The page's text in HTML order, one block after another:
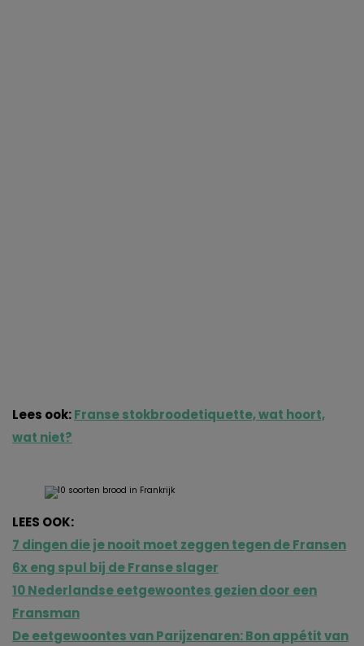
Lees ook:Franse stokbroodetiquette, wat hoort,
wat niet?
LEES OOK:
7 dingen die je nooit moet zeggen tegen de Fransen
6x eng spul bij de Franse slager
10 Nederlandse eetgewoontes gezien door een
Fransman
De eetgewoontes van Parijzenaren: Bon appétit van